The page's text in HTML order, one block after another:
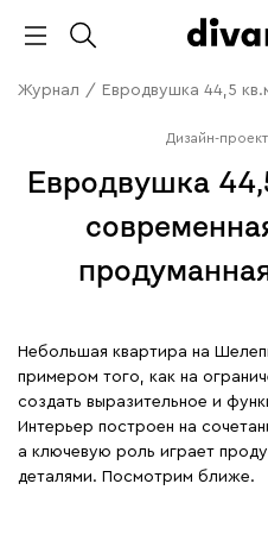
Журнал / Евродвушка 44,5
Дизайн-
Евродвушка
Небольшая квартира на
примером того, как на
создать выразительное и
Интерьер построен на
а ключевую роль играет
деталями. Посмотрим ближе.